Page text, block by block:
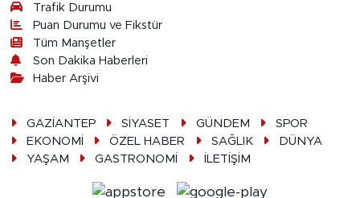
Trafik Durumu
Puan Durumu ve Fikstür
Tüm Manşetler
Son Dakika Haberleri
Haber Arşivi
GAZİANTEP SİYASET GÜNDEM
SPOR
EKONOMİ
ÖZEL HABER SAĞLIK
DÜNYA
YAŞAM
GASTRONOMİ İLETİŞİM